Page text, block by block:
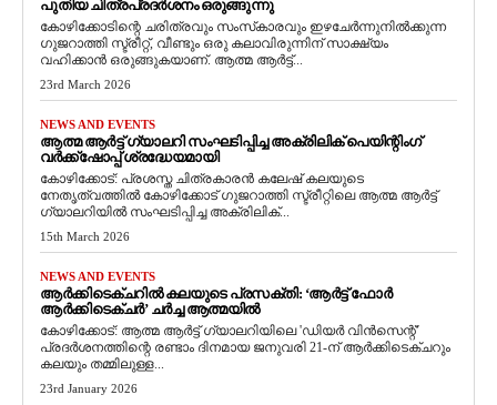
പുതിയ ചിത്രപ്രദർശനം ഒരുങ്ങുന്നു
കോഴിക്കോടിന്റെ ചരിത്രവും സംസ്‌കാരവും ഇഴചേർന്നുനിൽക്കുന്ന
ഗുജറാത്തി സ്ട്രീറ്റ്, വീണ്ടും ഒരു കലാവിരുന്നിന് സാക്ഷ്യം
വഹിക്കാൻ ഒരുങ്ങുകയാണ്. ആത്മ ആർട്ട്...
23rd March 2026
NEWS AND EVENTS
ആത്മ ആർട്ട് ഗ്യാലറി സംഘടിപ്പിച്ച അക്രിലിക് പെയിന്റിംഗ്
വർക്ക്‌ഷോപ്പ് ശ്രദ്ധേയമായി
കോഴിക്കോട്: പ്രശസ്ത ചിത്രകാരൻ കലേഷ് കലയുടെ
നേതൃത്വത്തിൽ കോഴിക്കോട് ഗുജറാത്തി സ്ട്രീറ്റിലെ ആത്മ ആർട്ട്
ഗ്യാലറിയിൽ സംഘടിപ്പിച്ച അക്രിലിക്...
15th March 2026
NEWS AND EVENTS
ആർക്കിടെക്ചറിൽ കലയുടെ പ്രസക്തി: ‘ആർട്ട് ഫോർ
ആർക്കിടെക്ചർ’ ചർച്ച ആത്മയിൽ
​കോഴിക്കോട്: ആത്മ ആർട്ട് ഗ്യാലറിയിലെ 'ഡിയർ വിൻസെന്റ്'
പ്രദർശനത്തിന്റെ രണ്ടാം ദിനമായ ജനുവരി 21-ന് ആർക്കിടെക്ചറും
കലയും തമ്മിലുള്ള...
23rd January 2026